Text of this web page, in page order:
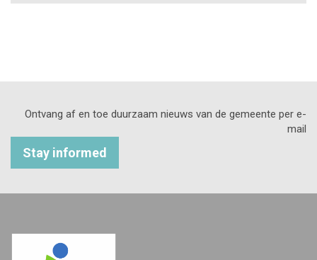
Ontvang af en toe duurzaam nieuws van de gemeente per e-
mail
Stay informed